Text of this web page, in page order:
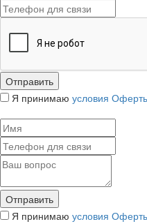
Я принимаю условия
Я принимаю условия